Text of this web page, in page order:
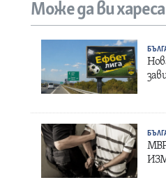
Може да ви